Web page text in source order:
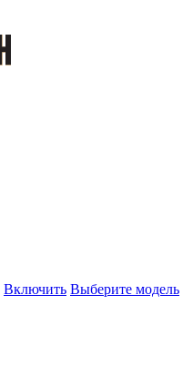
Включить Выберите модель